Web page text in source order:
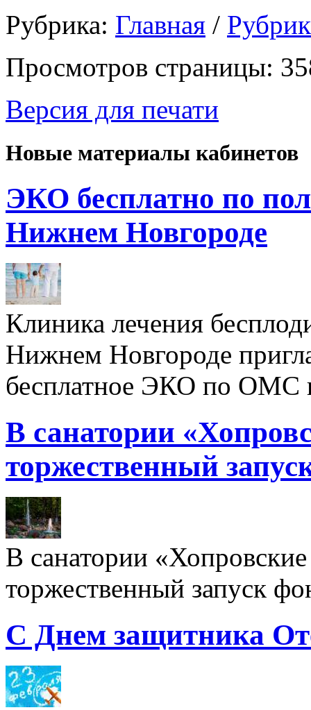
Рубрика: Главная /
Просмотров страницы:
Версия для печати
Новые материалы кабинетов
ЭКО бесплатно по
Нижнем Новгороде
Клиника лечения
Нижнем Новгороде
бесплатное ЭКО по ОМС
В санатории
торжественный
В санатории «Хопровские
торжественный запуск
С Днем защитника